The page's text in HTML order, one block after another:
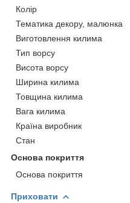
Колір
Тематика декору, малюнка
Виготовлення килима
Тип ворсу
Висота ворсу
Ширина килима
Товщина килима
Вага килима
Країна виробник
Стан
Основа покриття
Основа покриття
Приховати